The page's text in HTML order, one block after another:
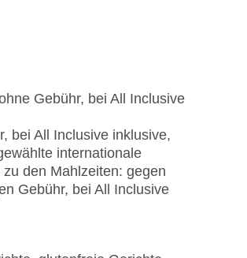
Gebühr, bei All Inclusive
bei All Inclusive inklusive,
internationale
den Mahlzeiten: gegen
Gebühr, bei All Inclusive